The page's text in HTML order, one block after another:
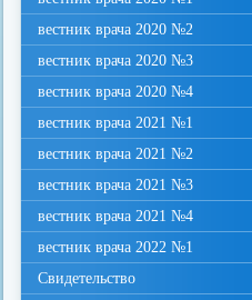
вестник врача 2020 №2
вестник врача 2020 №3
вестник врача 2020 №4
вестник врача 2021 №1
вестник врача 2021 №2
вестник врача 2021 №3
вестник врача 2021 №4
вестник врача 2022 №1
Свидетельство